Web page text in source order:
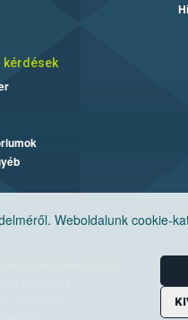
Weboldalunk cookie-
kérdések